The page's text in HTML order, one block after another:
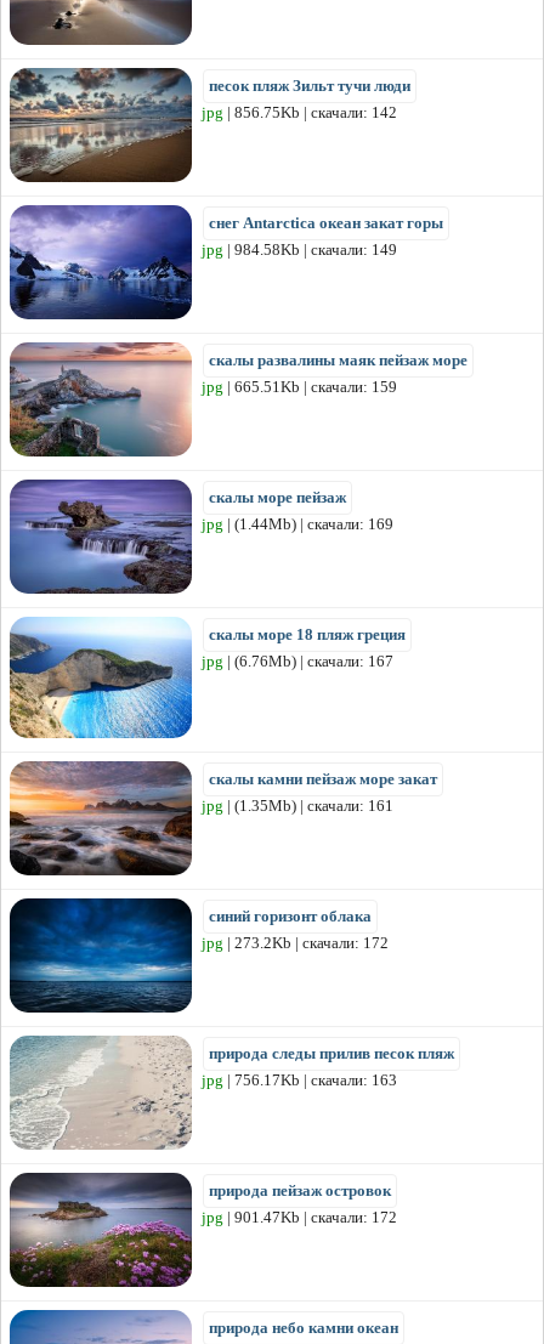
песок пляж Зильт тучи люди
jpg | 856.75Kb | скачали: 142
снег Antarctica океан закат горы
jpg | 984.58Kb | скачали: 149
скалы развалины маяк пейзаж море
jpg | 665.51Kb | скачали: 159
скалы море пейзаж
jpg | (1.44Mb) | скачали: 169
скалы море 18 пляж греция
jpg | (6.76Mb) | скачали: 167
скалы камни пейзаж море закат
jpg | (1.35Mb) | скачали: 161
синий горизонт облака
jpg | 273.2Kb | скачали: 172
природа следы прилив песок пляж
jpg | 756.17Kb | скачали: 163
природа пейзаж островок
jpg | 901.47Kb | скачали: 172
природа небо камни океан